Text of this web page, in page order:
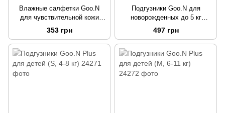
Влажные салфетки Goo.N
для чувствительной кожи
коллекция 2019
353 грн
Подгузники Goo.N для
новорожденных до 5 кг
коллекция 2019 (Размер SS,
на липучках, унисекс, 36 шт)
497 грн